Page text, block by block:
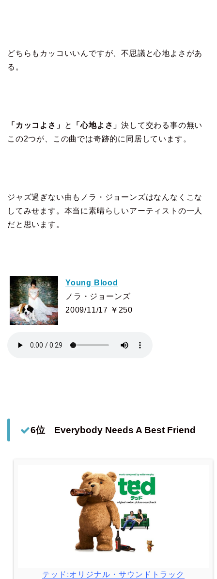
どちらもカッコいいんですが、不思議と心地よさがあ
る。
「カッコよさ」 と 「心地よさ」決して交わる事の無い
この2つが、この曲では奇跡的に同居しています。
ジャズ過ぎない曲もノラ・ジョーンズはなんなくこな
してみせます。本当に素晴らしいアーティストの一人
だと思います。
Young Blood
ノラ・ジョーンズ
2009/11/17 ￥250
6位 Everybody Needs A Best Friend
テッド:オリジナル・サウンドトラック